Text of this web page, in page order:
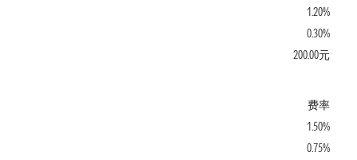
1.20%
0.30%
200.00元
费率
1.50%
0.75%